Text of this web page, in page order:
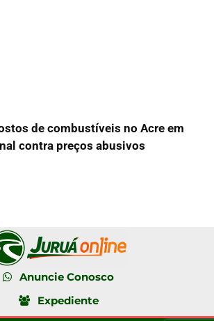
de combustíveis no Acre em
contra preços abusivos
Anuncie Conosco
Expediente